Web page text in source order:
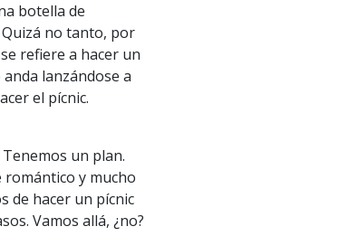
botella de
no tanto, por
refiere a hacer un
lanzándose a
el pícnic.
un plan.
y mucho
de hacer un pícnic
Vamos allá, ¿no?